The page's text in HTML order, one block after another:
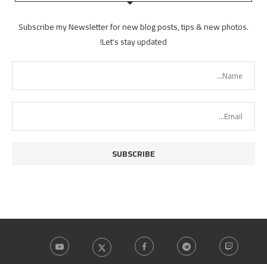
Subscribe my Newsletter for new blog posts, tips & new photos.
Let's stay updated!